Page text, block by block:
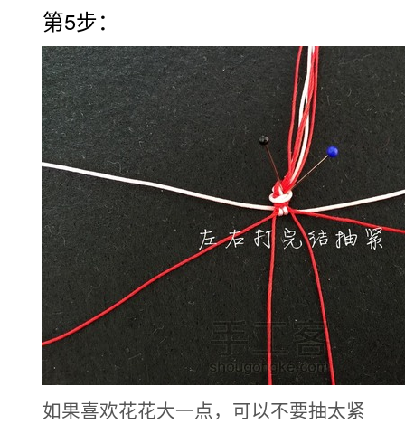
第5步：
如果喜欢花花大一点，可以不要抽太紧